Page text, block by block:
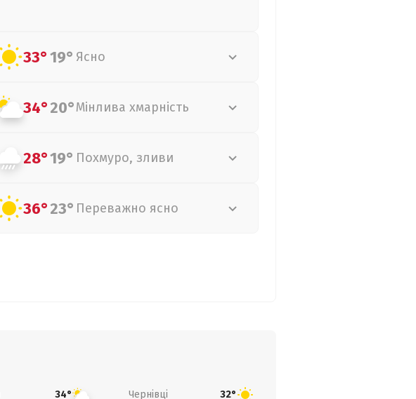
33°19° Ясно
34°20°Мінлива хмарність
28°19° Похмуро, зливи
36°23° Переважно ясно
34° Чернівці 32°